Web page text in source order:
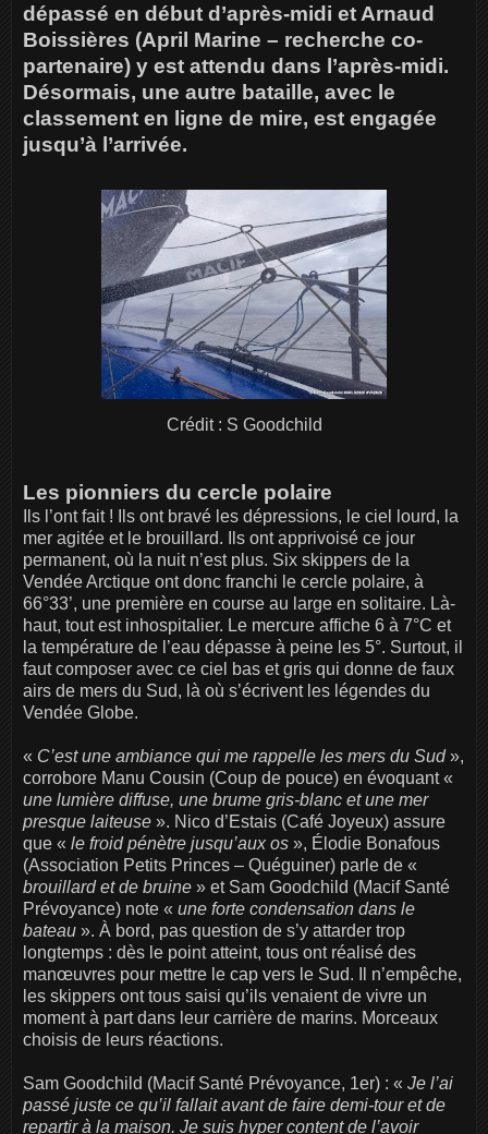
dépassé en début d’après-midi et Arnaud
Boissières (April Marine – recherche co-
partenaire) y est attendu dans l’après-midi.
Désormais, une autre bataille, avec le
classement en ligne de mire, est engagée
jusqu’à l’arrivée.
Crédit : S Goodchild
Les pionniers du cercle polaire
Ils l’ont fait ! Ils ont bravé les dépressions, le ciel lourd, la
mer agitée et le brouillard. Ils ont apprivoisé ce jour
permanent, où la nuit n’est plus. Six skippers de la
Vendée Arctique ont donc franchi le cercle polaire, à
66°33’, une première en course au large en solitaire. Là-
haut, tout est inhospitalier. Le mercure affiche 6 à 7°C et
la température de l’eau dépasse à peine les 5°. Surtout, il
faut composer avec ce ciel bas et gris qui donne de faux
airs de mers du Sud, là où s’écrivent les légendes du
Vendée Globe.
« C’est une ambiance qui me rappelle les mers du Sud»,
corrobore Manu Cousin (Coup de pouce) en évoquant «
une lumière diffuse, une brume gris-blanc et une mer
presque laiteuse ». Nico d’Estais (Café Joyeux) assure
que « le froid pénètre jusqu’aux os », Élodie Bonafous
(Association Petits Princes – Quéguiner) parle de «
brouillard et de bruine » et Sam Goodchild (Macif Santé
Prévoyance) note « une forte condensation dans le
bateau ». À bord, pas question de s’y attarder trop
longtemps : dès le point atteint, tous ont réalisé des
manœuvres pour mettre le cap vers le Sud. Il n’empêche,
les skippers ont tous saisi qu’ils venaient de vivre un
moment à part dans leur carrière de marins. Morceaux
choisis de leurs réactions.
Sam Goodchild (Macif Santé Prévoyance, 1er) : « Je l’ai
passé juste ce qu’il fallait avant de faire demi-tour et de
repartir à la maison. Je suis hyper content de l’avoir